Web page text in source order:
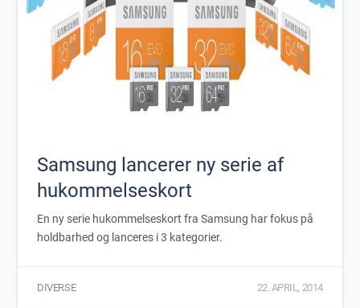
Samsung lancerer ny serie af
hukommelseskort
En ny serie hukommelseskort fra Samsung har fokus på
holdbarhed og lanceres i 3 kategorier.
DIVERSE 22. APRIL, 2014